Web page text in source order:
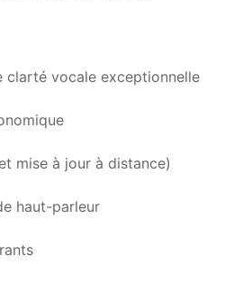
clarté vocale exceptionnelle
mise à jour à distance)
haut-parleur